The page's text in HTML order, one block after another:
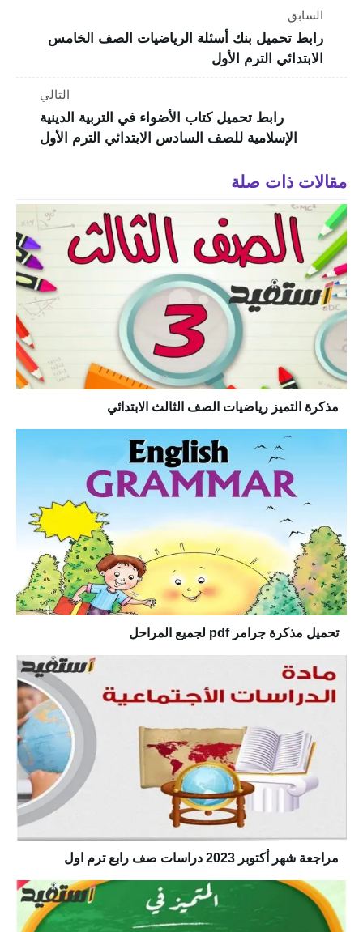
السابق
رابط تحميل بنك أسئلة الرياضيات الصف الخامس
الابتدائي الترم الأول
التالي
رابط تحميل كتاب الأضواء في التربية الدينية
الإسلامية للصف السادس الابتدائي الترم الأول
مقالات ذات صلة
مذكرة التميز رياضيات الصف الثالث الابتدائي
تحميل مذكرة جرامر pdf لجميع المراحل
مراجعة شهر أكتوبر 2023 دراسات صف رابع ترم اول